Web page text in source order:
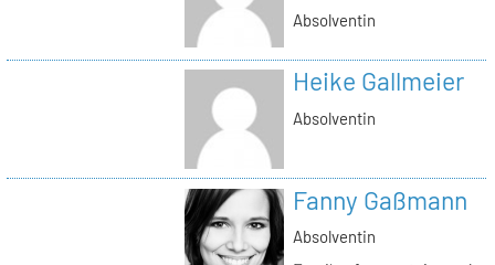
Absolventin
Heike Gallmeier
Absolventin
Fanny Gaßmann
Absolventin